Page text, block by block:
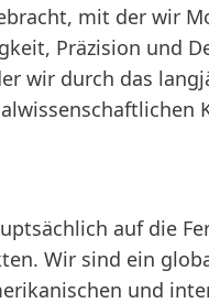
mit der wir
Präzision und
wir durch das
auf die
Wir sind ein
und